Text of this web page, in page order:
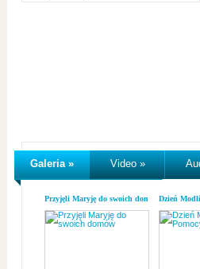
Galeria » Video »
Przyjęli Maryję do swoich domówDzień